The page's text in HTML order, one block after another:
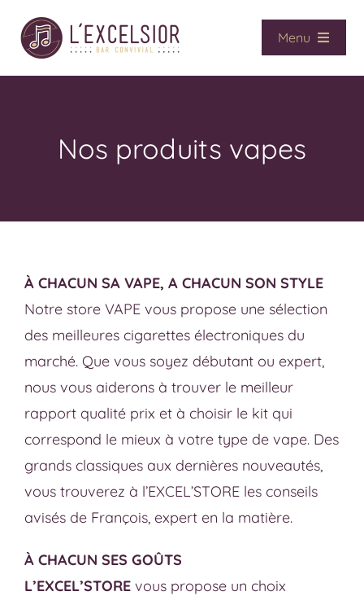
contenu
Menu
Accueil
Vape
La boutique
Nos produits vapes
À CHACUN SA VAPE, A CHACUN SON STYLE
Notre store VAPE vous propose une sélection
des meilleures cigarettes électroniques du
marché. Que vous soyez débutant ou expert,
nous vous aiderons à trouver le meilleur
rapport qualité prix et à choisir le kit qui
correspond le mieux à votre type de vape. Des
grands classiques aux dernières nouveautés,
vous trouverez à l’EXCEL’STORE les conseils
avisés de François, expert en la matière.
À CHACUN SES GOÛTS
L’EXCEL’STORE vous propose un choix